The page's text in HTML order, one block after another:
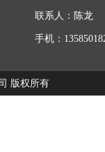
联系人：陈龙
手机：
版权所有